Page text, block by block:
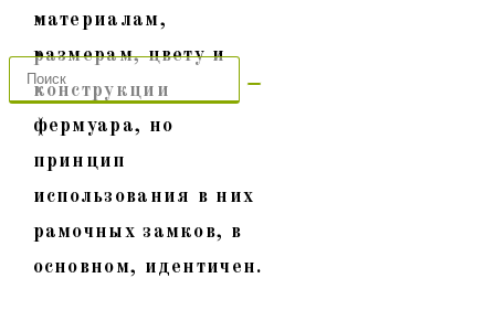
материалам,
размерам, цвету и
конструкции
фермуара, но
принцип
использования в них
рамочных замков, в
основном, идентичен.